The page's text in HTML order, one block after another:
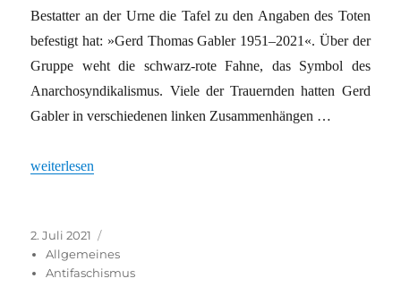
Bestatter an der Urne die Tafel zu den Angaben des Toten
befestigt hat: »Gerd Thomas Gabler 1951–2021«. Über der
Gruppe weht die schwarz-rote Fahne, das Symbol des
Anarchosyndikalismus. Viele der Trauernden hatten Gerd
Gabler in verschiedenen linken Zusammenhängen …
„Im Sinne des Anarchisten Durruti“
weiterlesen
Veröffentlicht
am
2. Juli 2021
Allgemeines
Antifaschismus